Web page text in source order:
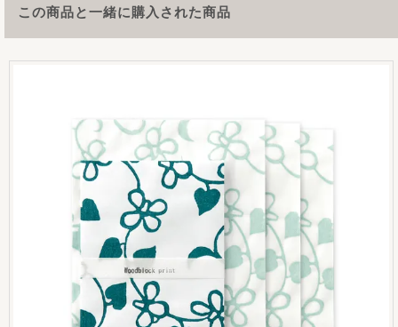
この商品と一緒に購入された商品